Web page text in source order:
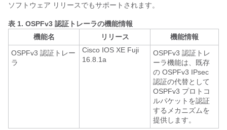
ソフトウェア リリースでもサポートされます。
表 1. OSPFv3 認証トレーラの機能情報
機能名
リリース
機能情報
OSPFv3 認証トレー
ラ
Cisco IOS XE Fuji
16.8.1a
OSPFv3 認証トレ
ーラ機能は、既存
の OSPFv3 IPsec
認証の代替として
OSPFv3 プロトコ
ルパケットを認証
するメカニズムを
提供します。